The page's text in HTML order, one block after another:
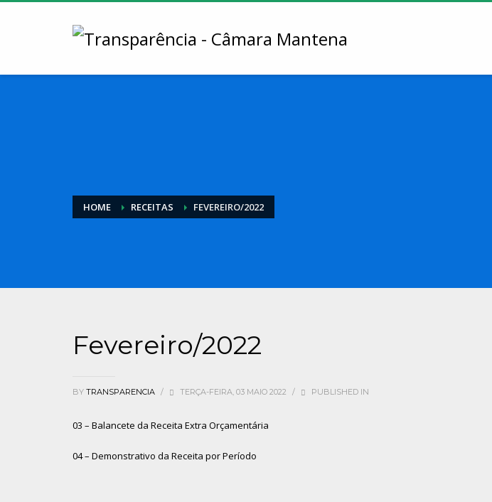
HOME RECEITAS FEVEREIRO/2022
Fevereiro/2022
BY TRANSPARENCIA / TERÇA-FEIRA, 03 MAIO 2022 / PUBLISHED IN
03 – Balancete da Receita Extra Orçamentária
04 – Demonstrativo da Receita por Período